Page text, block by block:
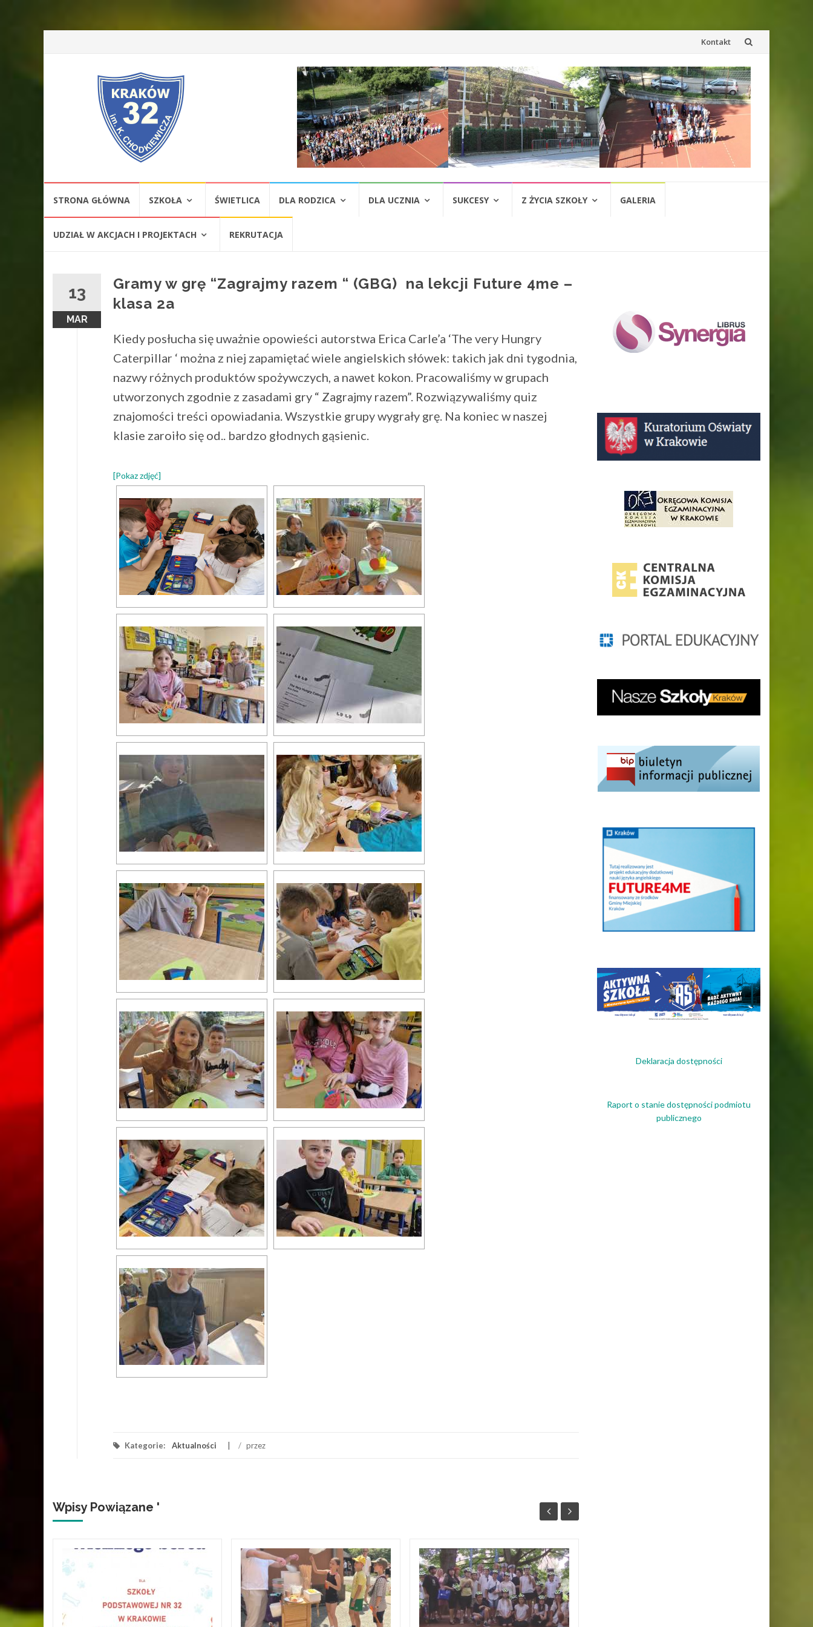
Przejdź
do
treści
Kontakt
treści
STRONA GŁÓWNA SZKOŁA ŚWIETLICA DLA RODZICA DLA UCZNIA SUKCESY Z ŻYCIA SZKOŁY GALERIA
UDZIAŁ W AKCJACH I PROJEKTACH REKRUTACJA
13
MAR
Gramy w grę “Zagrajmy razem “ (GBG) na lekcji Future 4me –
klasa 2a
Kiedy posłucha się uważnie opowieści autorstwa Erica Carle’a ‘The very Hungry
Caterpillar ‘ można z niej zapamiętać wiele angielskich słówek: takich jak dni tygodnia,
nazwy różnych produktów spożywczych, a nawet kokon. Pracowaliśmy w grupach
utworzonych zgodnie z zasadami gry “ Zagrajmy razem”. Rozwiązywaliśmy quiz
znajomości treści opowiadania. Wszystkie grupy wygrały grę. Na koniec w naszej
klasie zaroiło się od.. bardzo głodnych gąsienic.
[Pokaz zdjęć]
Kategorie: Aktualności / przez
Wpisy Powiązane '
w
Deklaracja dostępności
Raport o stanie dostępności podmiotu
publicznego